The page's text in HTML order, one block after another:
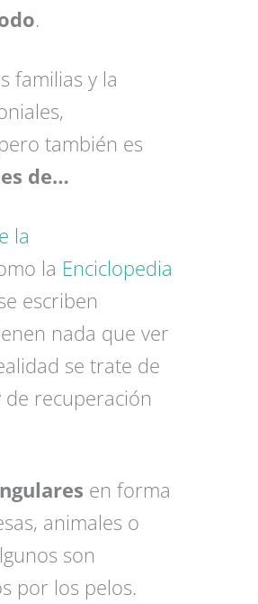
.
familias y la
también es
de…
la
la Enciclopedia
escriben
nada que ver
se trate de
recuperación
en forma
animales o
son
por los pelos.